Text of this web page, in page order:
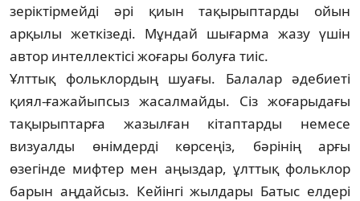
зеріктірмейді әрі қиын тақы­рып­тарды ойын
арқылы жеткізеді. Мұндай шы­ғарма жазу үшін
автор интеллектісі жо­ғары болуға тиіс.
Ұлттық фольклордың шуағы. Балалар әдебиеті
қиял-ғажайыпсыз жасал­май­ды. Сіз жоғарыдағы
тақырыптарға жа­зылған кітаптарды немесе
визуалды өнім­дерді көрсеңіз, бәрінің арғы
өзегінде миф­тер мен аңыздар, ұлттық фольклор
ба­рын аңдайсыз. Кейінгі жылдары Батыс ел­дері